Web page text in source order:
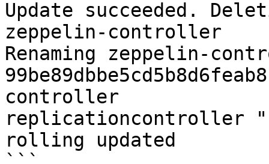
Update succeeded.
zeppelin-controller
Renaming zeppelin-
controller
replicationcontroller
rolling updated